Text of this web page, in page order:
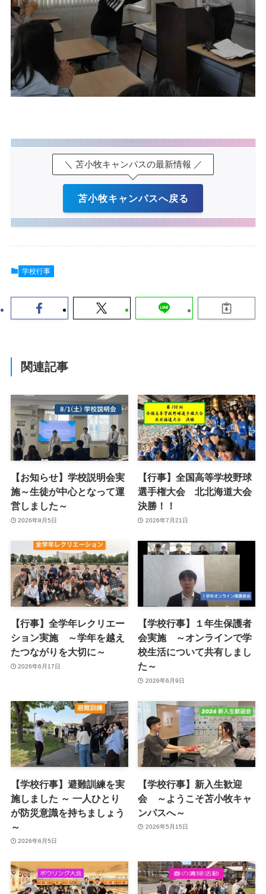
＼ 苫小牧キャンパスの最新情報 ／
苫小牧キャンパスへ戻る
学校行事
関連記事
【お知らせ】学校説明会実
施～生徒が中心となって運
営しました～
2026年8月5日
【行事】全国高等学校野球
選手権大会 北北海道大会
決勝！！
2026年7月21日
【行事】全学年レクリエー
ション実施 ～学年を越え
たつながりを大切に～
2026年6月17日
【学校行事】１年生保護者
会実施 ～オンラインで学
校生活について共有しまし
た～
2026年6月9日
【学校行事】避難訓練を実
施しました ～ 一人ひとり
が防災意識を持ちましょう
～
2026年6月5日
【学校行事】新入生歓迎
会 ～ようこそ苫小牧キャ
ンパスへ～
2026年5月15日